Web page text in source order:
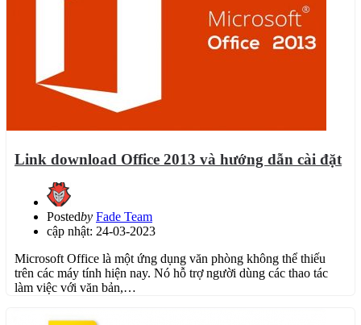
Link download Office 2013 và hướng dẫn cài đặt
Postedby Fade Team
cập nhật: 24-03-2023
Microsoft Office là một ứng dụng văn phòng không thể thiếu
trên các máy tính hiện nay. Nó hỗ trợ người dùng các thao tác
làm việc với văn bản,…